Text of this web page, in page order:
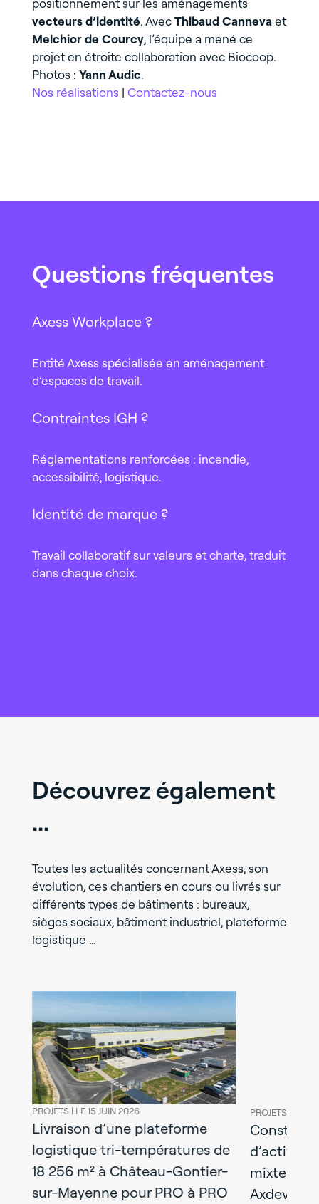
positionnement sur les aménagements
vecteurs d’identité. AvecThibaud Cannevaet
Melchior de Courcy, l’équipe a mené ce
projet en étroite collaboration avec Biocoop.
Photos : Yann Audic.
Nos réalisations| Contactez-nous
Questions fréquentes
Axess Workplace ?
Entité Axess spécialisée en aménagement
d’espaces de travail.
Contraintes IGH ?
Réglementations renforcées : incendie,
accessibilité, logistique.
Identité de marque ?
Travail collaboratif sur valeurs et charte, traduit
dans chaque choix.
Découvrez également
...
Toutes les actualités concernant Axess, son
évolution, ces chantiers en cours ou livrés sur
différents types de bâtiments : bureaux,
sièges sociaux, bâtiment industriel, plateforme
logistique …
PROJETS | LE 15 JUIN 2026
Livraison d’une plateforme
logistique tri-températures de
18 256 m² à Château-Gontier-
sur-Mayenne pour PRO à PRO
PROJETS |
mixtes
Axdev